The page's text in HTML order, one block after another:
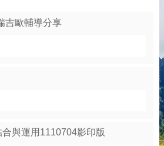
吉歐輔導分享
與運用1110704影印版